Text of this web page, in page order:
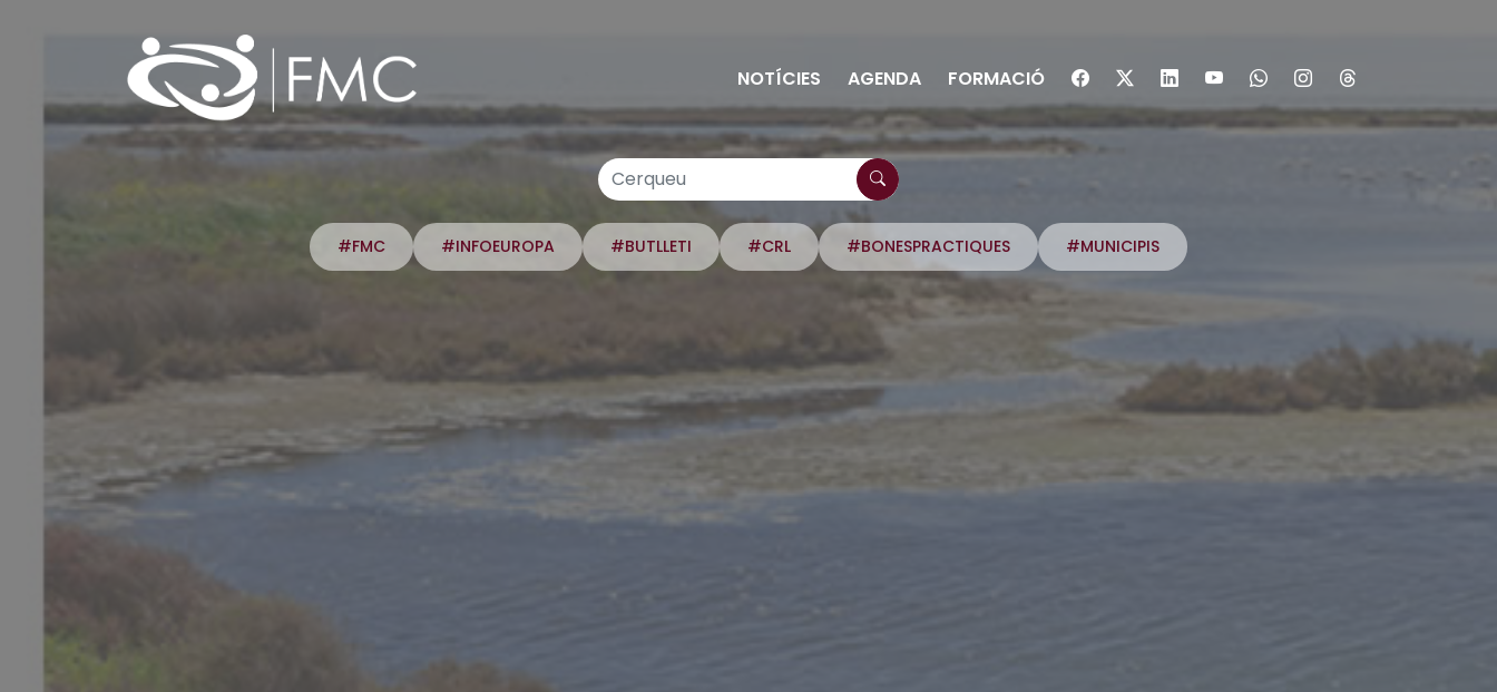
NOTÍCIES AGENDA FORMACIÓ
#FMC #INFOEUROPA #BUTLLETI #CRL #BONESPRACTIQUES #MUNICIPIS